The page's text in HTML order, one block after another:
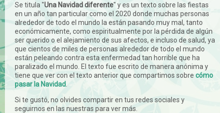
Se titula "Una Navidad diferente" y es un texto sobre las fiestas
en un año tan particular como el 2020 donde muchas personas
alrededor de todo el mundo la están pasando muy mal, tanto
económicamente, como espiritualmente por la pérdida de algún
ser querido o el alejamiento de sus afectos, e incluso de salud, ya
que cientos de miles de personas alrededor de todo el mundo
están peleando contra esta enfermedad tan horrible que ha
paralizado el mundo. El texto fue escrito de manera anónima y
tiene que ver con el texto anterior que compartimos sobre cómo
pasar la Navidad
Si te gustó, no olvides compartir en tus redes sociales y
seguirnos en las nuestras para ver más.